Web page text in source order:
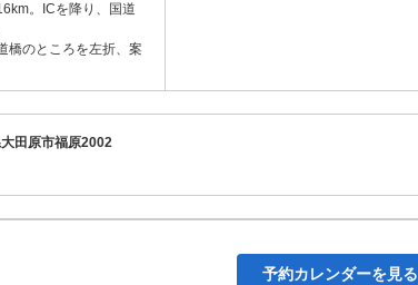
。ICを降り、国道
橋のところを左折、案
田原市福原2002
予約カレンダーを見る